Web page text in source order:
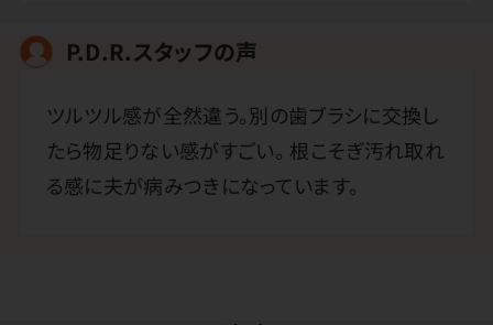
P.D.R.スタッフの声
ツルツル感が全然違う。別の歯ブラシに交換し
たら物足りない感がすごい。 根こそぎ汚れ取れ
る感に夫が病みつきになっています。